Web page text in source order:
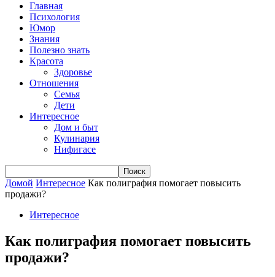
Главная
Психология
Юмор
Знания
Полезно знать
Красота
Здоровье
Отношения
Семья
Дети
Интересное
Дом и быт
Кулинария
Нифигасе
Домой Интересное Как полиграфия помогает повысить
продажи?
Интересное
Как полиграфия помогает повысить
продажи?